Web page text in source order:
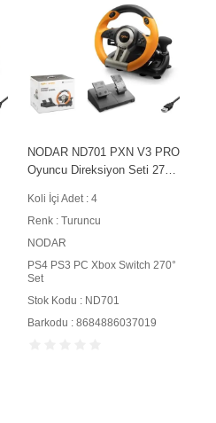
NODAR ND701 PXN V3 PRO
Oyuncu Direksiyon Seti 270°
Uyumlu Turuncu
Koli İçi Adet : 4
Renk : Turuncu
NODAR
PS4 PS3 PC Xbox Switch 270°
Set
Stok Kodu : ND701
Barkodu : 8684886037019